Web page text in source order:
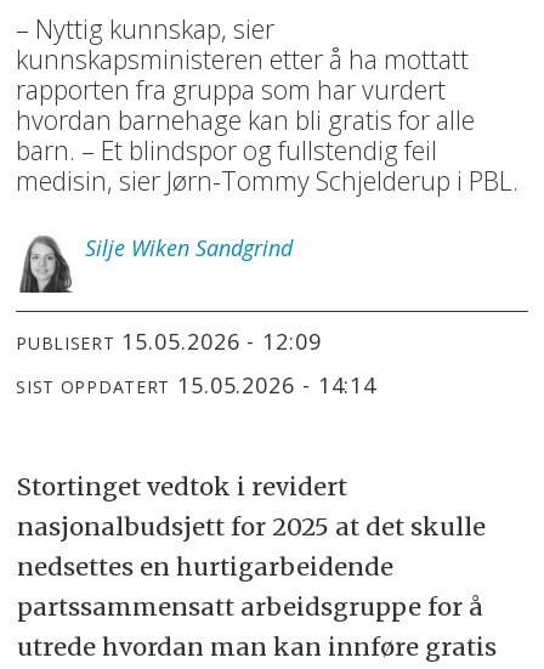
– Nyttig kunnskap, sier
kunnskapsministeren etter å ha mottatt
rapporten fra gruppa som har vurdert
hvordan barnehage kan bli gratis for alle
barn. – Et blindspor og fullstendig feil
medisin, sier Jørn-Tommy Schjelderup i PBL.
Silje Wiken Sandgrind
PUBLISERT 15.05.2026 - 12:09
SIST OPPDATERT 15.05.2026 - 14:14
Stortinget vedtok i revidert
nasjonalbudsjett for 2025 at det skulle
nedsettes en hurtigarbeidende
partssammensatt arbeidsgruppe for å
utrede hvordan man kan innføre gratis